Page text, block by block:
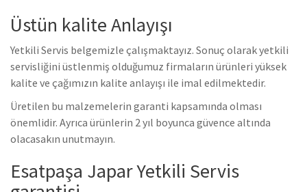
Üstün kalite Anlayışı
Yetkili Servis belgemizle çalışmaktayız. Sonuç olarak yetkili
servisliğini üstlenmiş olduğumuz firmaların ürünleri yüksek
kalite ve çağımızın kalite anlayışı ile imal edilmektedir.
Üretilen bu malzemelerin garanti kapsamında olması
önemlidir. Ayrıca ürünlerin 2 yıl boyunca güvence altında
olacasakın unutmayın.
Esatpaşa Japar Yetkili Servis